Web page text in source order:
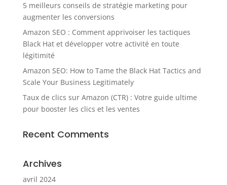
5 meilleurs conseils de stratégie marketing pour
augmenter les conversions
Amazon SEO : Comment apprivoiser les tactiques
Black Hat et développer votre activité en toute
légitimité
Amazon SEO: How to Tame the Black Hat Tactics and
Scale Your Business Legitimately
Taux de clics sur Amazon (CTR) : Votre guide ultime
pour booster les clics et les ventes
Recent Comments
Archives
avril 2024